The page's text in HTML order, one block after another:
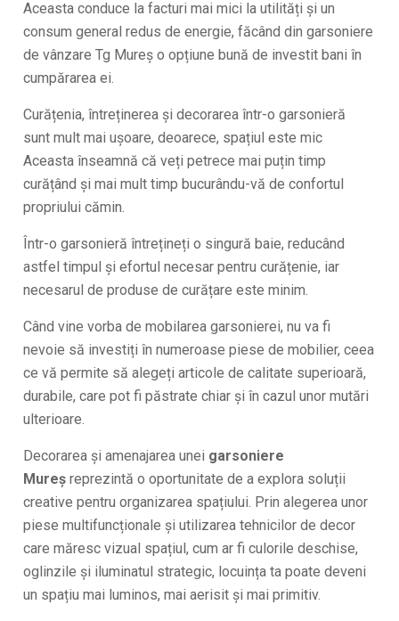
Aceasta conduce la facturi mai mici la utilități și un
consum general redus de energie, făcând din garsoniere
de vânzare Tg Mureș o opțiune bună de investit bani în
cumpărarea ei.
Curățenia, întreținerea și decorarea într-o garsonieră
sunt mult mai uşoare, deoarece, spațiul este mic
Aceasta înseamnă că veți petrece mai puțin timp
curățând și mai mult timp bucurându-vă de confortul
propriului cămin.
Într-o garsonieră întrețineți o singură baie, reducând
astfel timpul și efortul necesar pentru curățenie, iar
necesarul de produse de curățare este minim.
Când vine vorba de mobilarea garsonierei, nu va fi
nevoie să investiți în numeroase piese de mobilier, ceea
ce vă permite să alegeți articole de calitate superioară,
durabile, care pot fi păstrate chiar și în cazul unor mutări
ulterioare.
Decorarea și amenajarea unei garsoniere
Mureș reprezintă o oportunitate de a explora soluții
creative pentru organizarea spațiului. Prin alegerea unor
piese multifuncționale și utilizarea tehnicilor de decor
care măresc vizual spațiul, cum ar fi culorile deschise,
oglinzile și iluminatul strategic, locuința ta poate deveni
un spațiu mai luminos, mai aerisit și mai primitiv.